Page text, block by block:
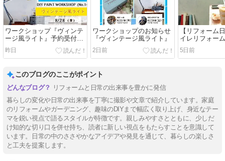
ワークショップ『ヴィンテ
ージ風ライト』予約受付開
始
昨日
ワークショップのお知らせ
『ヴィンテージ風ライト』
2日前
【リフォーム
イレリフォーム
5日前
このブログのここがポイント
リフォームと日常の出来事を豊かに発信
暮らしの変化や日常の出来事を丁寧に撮影や文章で紹介しています。家庭
のリフォームやガーデニング、趣味のDIYまで幅広く取り上げ、身近なテー
マを鋭い視点で語るスタイルが特徴です。親しみやすさとともに、少しだ
け知的な切り口を併せ持ち、読者に新しい視点をもたらすことを意識して
います。日常の中のささやかなアイデアや発見を通じて、暮らしの楽しさ
と工夫を提案します。